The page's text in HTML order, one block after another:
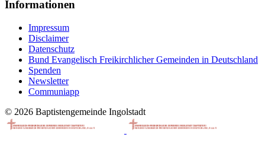
Informationen
Impressum
Disclaimer
Datenschutz
Bund Evangelisch Freikirchlicher Gemeinden in Deutschland
Spenden
Newsletter
Communiapp
© 2026 Baptistengemeinde Ingolstadt